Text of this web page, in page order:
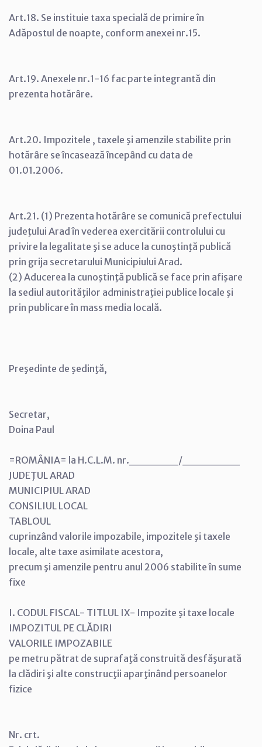
Art.18. Se instituie taxa specială de primire în
Adăpostul de noapte, conform anexei nr.15.
Art.19. Anexele nr.1-16 fac parte integrantă din
prezenta hotărâre.
Art.20. Impozitele , taxele şi amenzile stabilite prin
hotărâre se încasează începând cu data de
01.01.2006.
Art.21. (1) Prezenta hotărâre se comunică prefectului
judeţului Arad în vederea exercitării controlului cu
privire la legalitate şi se aduce la cunoştinţă publică
prin grija secretarului Municipiului Arad.
(2) Aducerea la cunoştinţă publică se face prin afişare
la sediul autorităţilor administraţiei publice locale şi
prin publicare în mass media locală.
Preşedinte de şedinţă,
Secretar,
Doina Paul
=ROMÂNIA= la H.C.L.M. nr.______/_______
JUDEŢUL ARAD
MUNICIPIUL ARAD
CONSILIUL LOCAL
TABLOUL
cuprinzând valorile impozabile, impozitele şi taxele
locale, alte taxe asimilate acestora,
precum şi amenzile pentru anul 2006 stabilite în sume
fixe
I. CODUL FISCAL- TITLUL IX- Impozite şi taxe locale
IMPOZITUL PE CLĂDIRI
VALORILE IMPOZABILE
pe metru pătrat de suprafaţă construită desfăşurată
la clădiri şi alte construcţii aparţinând persoanelor
fizice
Nr. crt.